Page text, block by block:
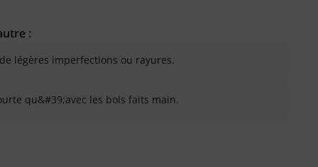
:
légères imperfections ou rayures.
qu&#39;avec les bols faits main.